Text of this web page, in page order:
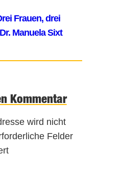
Kommentar
wird nicht
Felder